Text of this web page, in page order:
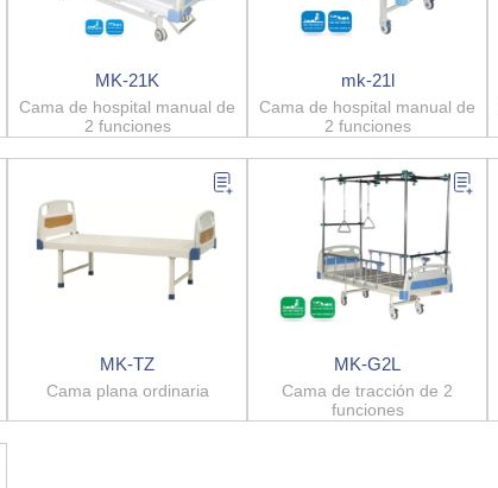
MK-21K
Cama de hospital manual de
2 funciones
mk-21l
Cama de hospital manual de
2 funciones
MK-TZ
Cama plana ordinaria
MK-G2L
Cama de tracción de 2
funciones